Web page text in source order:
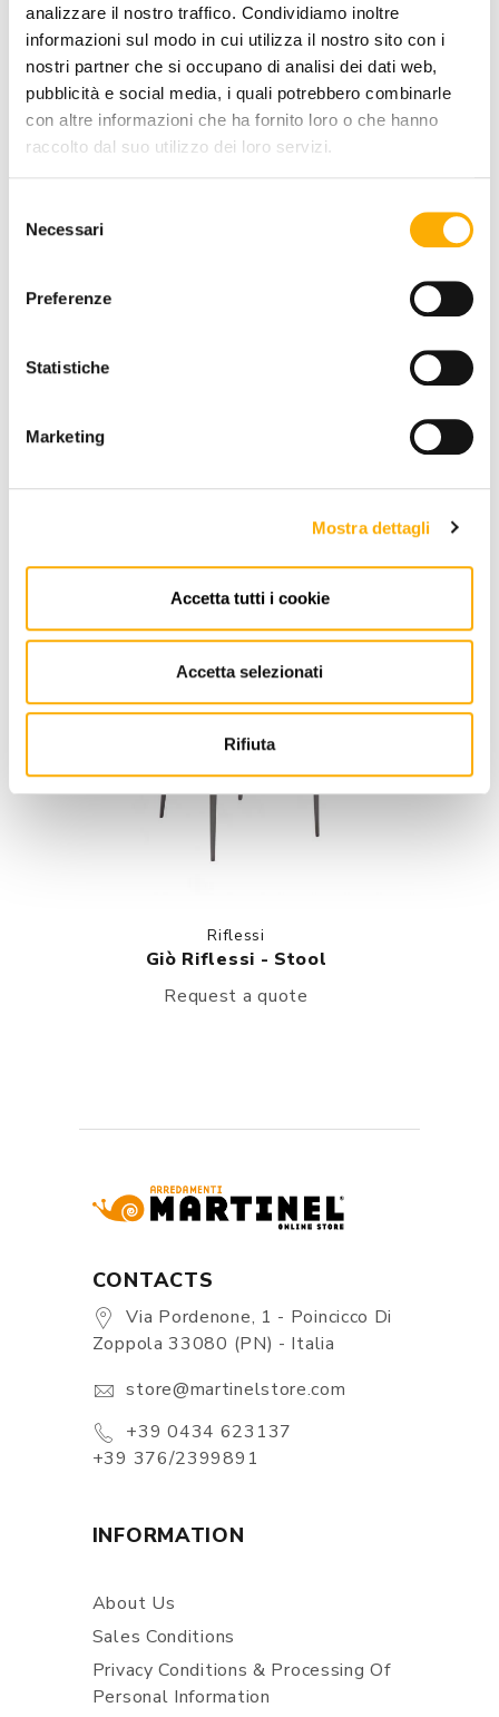
analizzare il nostro traffico. Condividiamo inoltre
informazioni sul modo in cui utilizza il nostro sito con i
nostri partner che si occupano di analisi dei dati web,
pubblicità e social media, i quali potrebbero combinarle
con altre informazioni che ha fornito loro o che hanno
raccolto dal suo utilizzo dei loro servizi.
delNecessari
Preferenze
Statistiche
Marketing
Mostra dettagli
Accetta tutti i cookie
Accetta selezionati
Rifiuta
REQUEST A QUOTE
BRAND
YOU MAY ALSO LIKE
Riflessi
Giò Riflessi - Stool
Request a quote
CONTACTS
Via Pordenone, 1 - Poincicco Di
Zoppola 33080 (PN) - Italia
store@martinelstore.com
+39 0434 623137
+39 376/2399891
INFORMATION
About Us
Sales Conditions
Privacy Conditions & Processing Of
Personal Information